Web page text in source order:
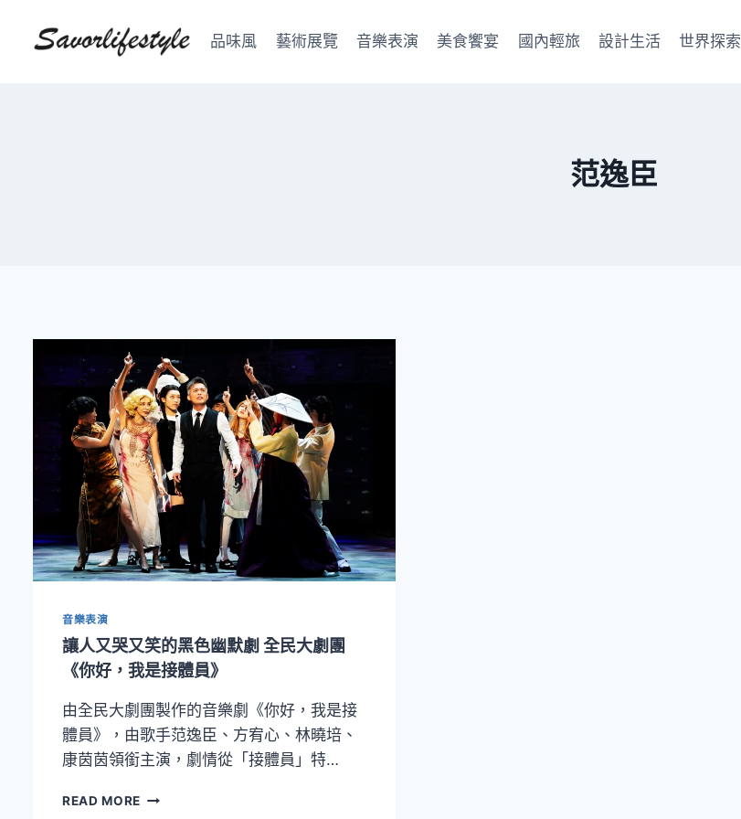
品味風 藝術展覽 音樂表演 美食饗宴 國內輕旅 設計生活 世界探索
范逸臣
音樂表演
讓人又哭又笑的黑色幽默劇 全民大劇團
《你好，我是接體員》
由全民大劇團製作的音樂劇《你好，我是接
體員》，由歌手范逸臣、方宥心、林曉培、
康茵茵領銜主演，劇情從「接體員」特…
READ MORE